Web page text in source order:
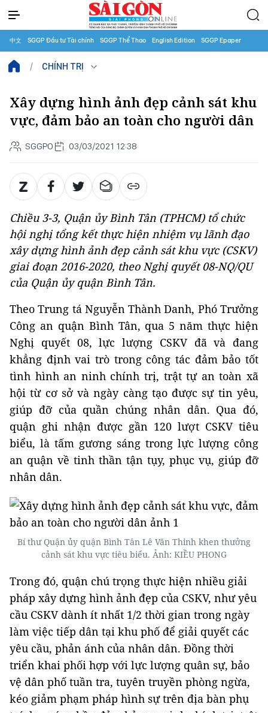
中文 SGGP Đầu tư Tài chính SGGP Thể Thao English Edition SGGP Epaper
CHÍNH TRỊ
Xây dựng hình ảnh đẹp cảnh sát khu
vực, đảm bảo an toàn cho người dân
SGGPO 03/03/2021 12:38
Chiều 3-3, Quận ủy Bình Tân (TPHCM) tổ chức
hội nghị tổng kết thực hiện nhiệm vụ lãnh đạo
xây dựng hình ảnh đẹp cảnh sát khu vực (CSKV)
giai đoạn 2016-2020, theo Nghị quyết 08-NQ/QU
của Quận ủy quận Bình Tân.
Theo Trung tá Nguyễn Thành Danh, Phó Trưởng
Công an quận Bình Tân, qua 5 năm thực hiện
Nghị quyết 08, lực lượng CSKV đã và đang
khẳng định vai trò trong công tác đảm bảo tốt
tình hình an ninh chính trị, trật tự an toàn xã
hội từ cơ sở và ngày càng tạo được sự tin yêu,
giúp đỡ của quần chúng nhân dân. Qua đó,
quận ghi nhận được gần 120 lượt CSKV tiêu
biểu, là tấm gương sáng trong lực lượng công
an quận về tinh thần tận tụy, phục vụ, giúp đỡ
nhân dân.
Bí thư Quận ủy quận Bình Tân Lê Văn Thinh khen thưởng
cảnh sát khu vực tiêu biểu. Ảnh: KIỀU PHONG
Trong đó, quận chú trọng thực hiện nhiều giải
pháp xây dựng hình ảnh đẹp của CSKV, như yêu
cầu CSKV dành ít nhất 1/2 thời gian trong ngày
làm việc tiếp dân tại khu phố để giải quyết các
yêu cầu, phản ánh của nhân dân. Đồng thời
triển khai phối hợp với lực lượng quân sự, bảo
vệ dân phố tuần tra, tuyên truyền phòng ngừa,
kéo giảm phạm pháp hình sự trên địa bàn phụ